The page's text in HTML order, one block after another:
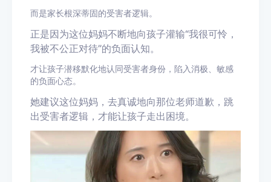
而是家长根深蒂固的受害者逻辑。
正是因为这位妈妈不断地向孩子灌输“我很可怜，
我被不公正对待”的负面认知。
才让孩子潜移默化地认同受害者身份，陷入消极、敏感
的负面心态。
她建议这位妈妈，去真诚地向那位老师道歉，跳
出受害者逻辑，才能让孩子走出困境。